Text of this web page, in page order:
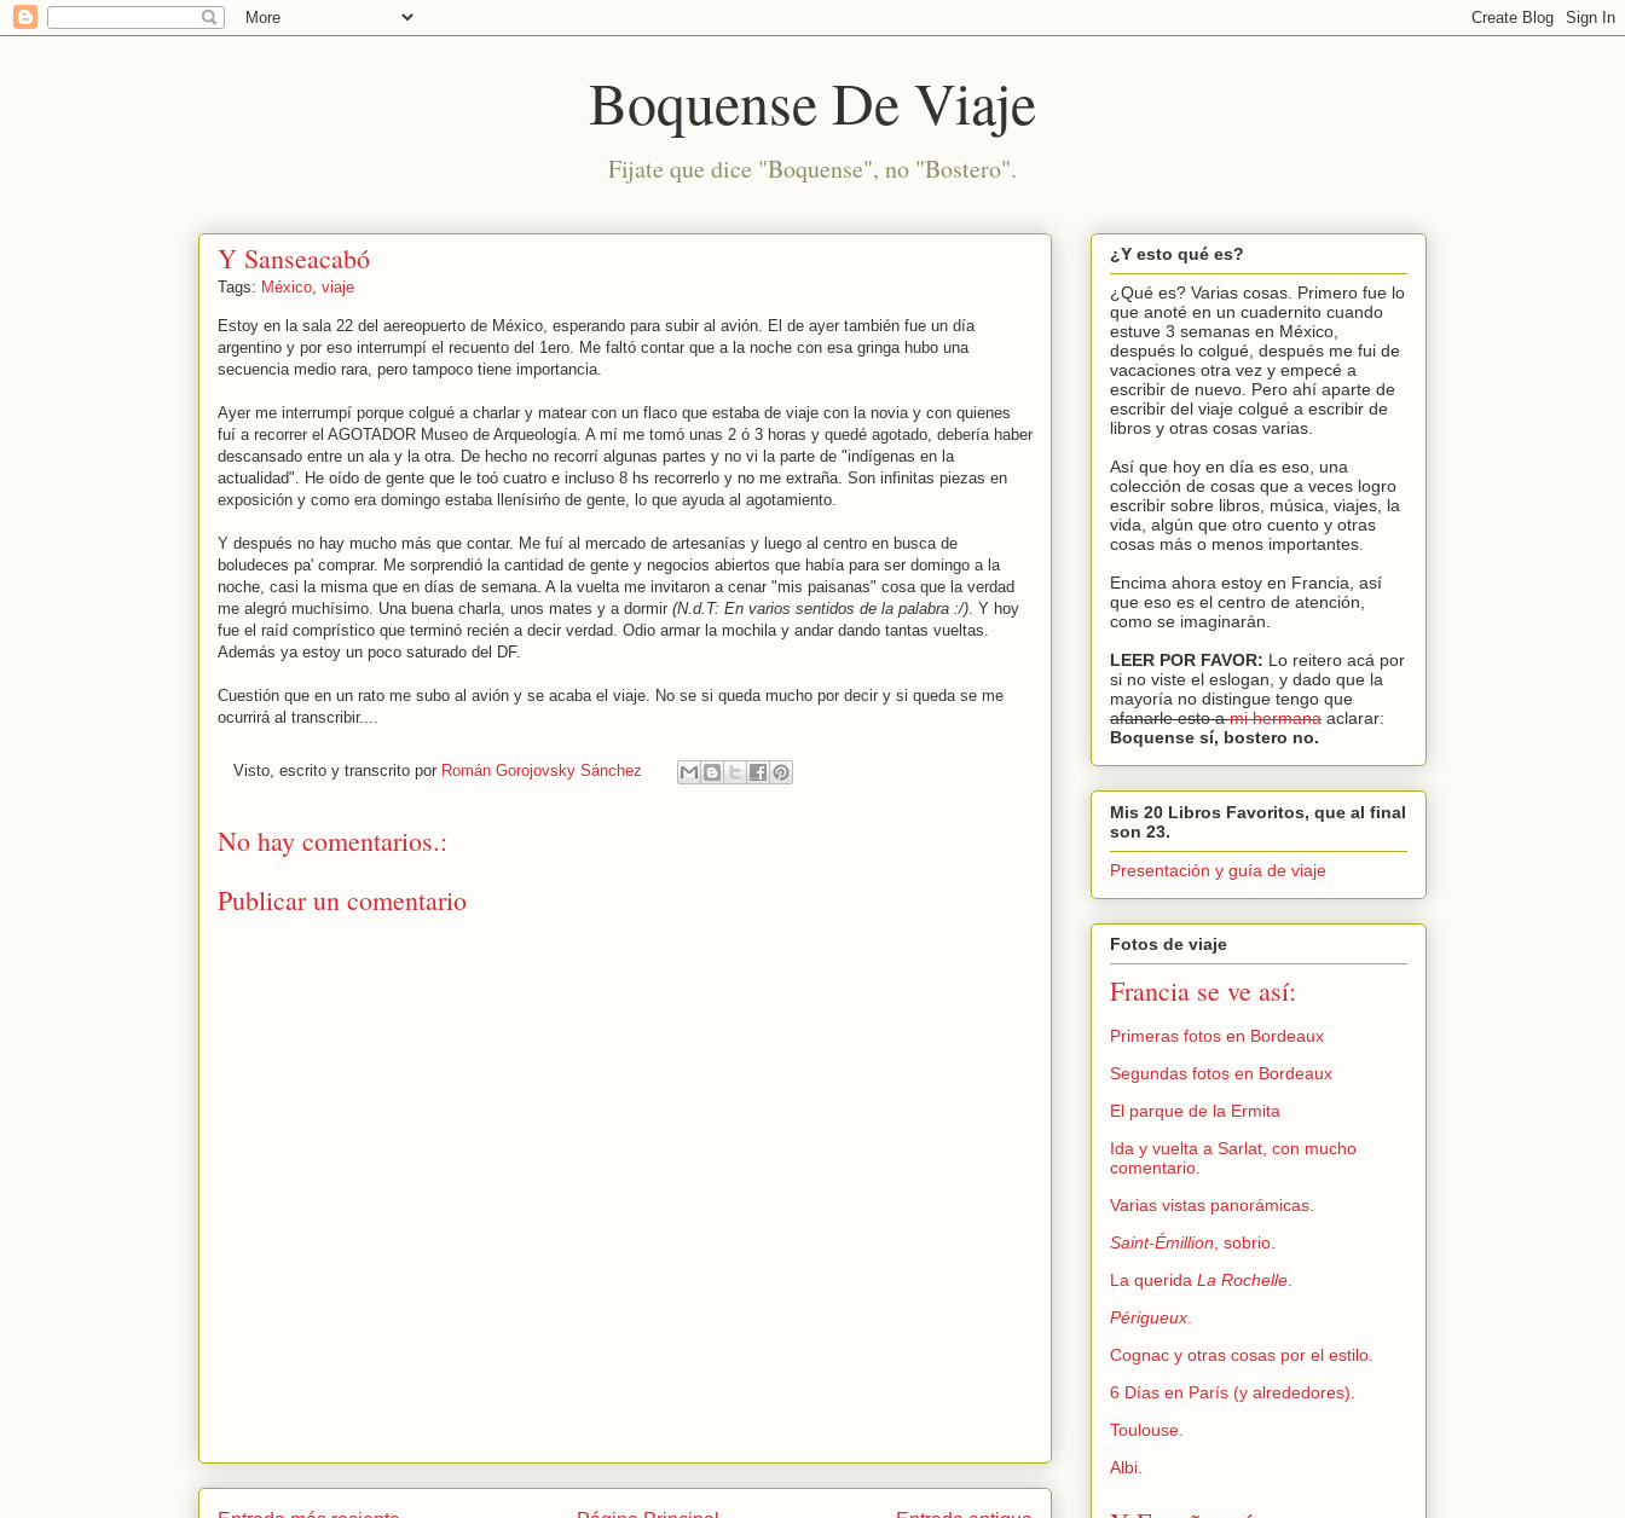
Boquense De Viaje
Fijate que dice "Boquense", no "Bostero".
Y Sanseacabó
Tags: México, viaje
Estoy en la sala 22 del aereopuerto de México, esperando para subir al avión. El de ayer también fue un día
argentino y por eso interrumpí el recuento del 1ero. Me faltó contar que a la noche con esa gringa hubo una
secuencia medio rara, pero tampoco tiene importancia.
Ayer me interrumpí porque colgué a charlar y matear con un flaco que estaba de viaje con la novia y con quienes
fuí a recorrer el AGOTADOR Museo de Arqueología. A mí me tomó unas 2 ó 3 horas y quedé agotado, debería haber
descansado entre un ala y la otra. De hecho no recorrí algunas partes y no vi la parte de "indígenas en la
actualidad". He oído de gente que le toó cuatro e incluso 8 hs recorrerlo y no me extraña. Son infinitas piezas en
exposición y como era domingo estaba llenísiḿo de gente, lo que ayuda al agotamiento.
Y después no hay mucho más que contar. Me fuí al mercado de artesanías y luego al centro en busca de
boludeces pa' comprar. Me sorprendió la cantidad de gente y negocios abiertos que había para ser domingo a la
noche, casi la misma que en días de semana. A la vuelta me invitaron a cenar "mis paisanas" cosa que la verdad
me alegró muchísimo. Una buena charla, unos mates y a dormir (N.d.T: En varios sentidos de la palabra :/). Y hoy
fue el raíd comprístico que terminó recién a decir verdad. Odio armar la mochila y andar dando tantas vueltas.
Además ya estoy un poco saturado del DF.
Cuestión que en un rato me subo al avión y se acaba el viaje. No se si queda mucho por decir y si queda se me
ocurrirá al transcribir....
Visto, escrito y transcrito por Román Gorojovsky Sánchez
No hay comentarios.:
Publicar un comentario
¿Y esto qué es?
¿Qué es? Varias cosas. Primero fue lo
que anoté en un cuadernito cuando
estuve 3 semanas en México,
después lo colgué, después me fui de
vacaciones otra vez y empecé a
escribir de nuevo. Pero ahí aparte de
escribir del viaje colgué a escribir de
libros y otras cosas varias.
Así que hoy en día es eso, una
colección de cosas que a veces logro
escribir sobre libros, música, viajes, la
vida, algún que otro cuento y otras
cosas más o menos importantes.
Encima ahora estoy en Francia, así
que eso es el centro de atención,
como se imaginarán.
LEER POR FAVOR: Lo reitero acá por
si no viste el eslogan, y dado que la
mayoría no distingue tengo que
afanarle esto ami hermana aclarar:
Boquense sí, bostero no.
Mis 20 Libros Favoritos, que al final
son 23.
Presentación y guía de viaje
Fotos de viaje
Francia se ve así:
Primeras fotos en Bordeaux
Segundas fotos en Bordeaux
El parque de la Ermita
Ida y vuelta a Sarlat, con mucho
comentario.
Varias vistas panorámicas.
Saint-Émillion , sobrio.
La querida La Rochelle
Périgueux
Cognac y otras cosas por el estilo.
6 Días en París (y alrededores).
Toulouse.
Albi.